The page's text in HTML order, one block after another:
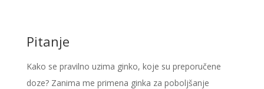
Pitanje
Kako se pravilno uzima ginko, koje su preporučene
doze? Zanima me primena ginka za poboljšanje